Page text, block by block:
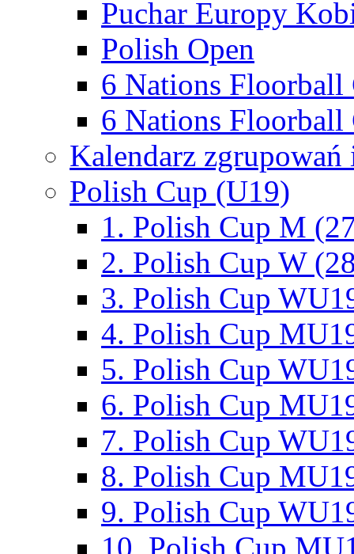
Puchar Europy
Polish Open
6 Nations Floorball
6 Nations Floorball
Kalendarz
Polish Cup (U19)
1. Polish Cup M
2. Polish Cup W
3. Polish Cup
4. Polish Cup
5. Polish Cup
6. Polish Cup
7. Polish Cup
8. Polish Cup
9. Polish Cup
10. Polish Cup